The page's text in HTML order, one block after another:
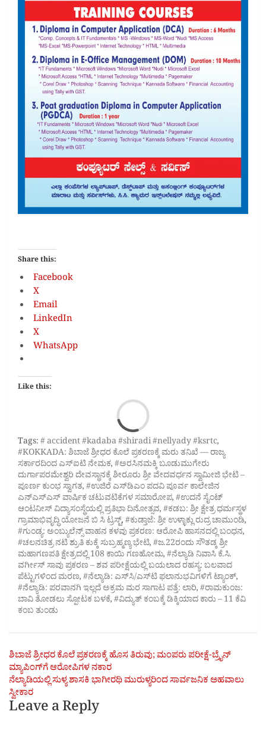
Share this:
Facebook
X
Email
LinkedIn
X
WhatsApp
Like this:
Tags:# accident #kadaba #shiradi #nellyady #ksrtc,
#KOKKADA: ಶಿಬಾಜೆ ಶ್ರೀಧರ ಕೊಲೆ ಪ್ರಕರಣಕ್ಕೆ ಮರು ತನಿಖೆ — ರಾಜ್ಯ
ಸರ್ಕಾರದಿಂದ ಎಸ್‌ಐಟಿ ನೇಮಕ,#ಅರಸಿನಮಕ್ಕಿ ಬೂಡುಮುಗೇರು
ದುರ್ಗಾಪರಮೇಶ್ವರಿ ದೇವಸ್ಥಾನಕ್ಕೆ ಶೀರೂರು ಶ್ರೀ ವೇದವರ್ಧನ ಸ್ವಾಮೀಜಿ ಭೇಟಿ –
ಪೂರ್ಣ ಕುಂಭ ಸ್ವಾಗತ,#ಉಜಿರೆ ಎಸ್‌ಡಿಎಂ ಪದವಿ ಪೂರ್ವ ಕಾಲೇಜಿನ
ಎನ್‌ಎಸ್‌ಎಸ್ ವಾರ್ಷಿಕ ಚಟುವಟಿಕೆಗಳ ಸಮಾರೋಪ,#ಉದನೆ ಸೈಂಟ್
ಆಂಟನೀಸ್‌ ವಿದ್ಯಾಸಂಸ್ಥೆಯಲ್ಲಿ ಪ್ರತಿಭಾ ದಿನೋತ್ಸವ,#ಕಡಬ: ಶ್ರೀ ಕ್ಷೇತ್ರ ಧರ್ಮಸ್ಥಳ
ಗ್ರಾಮಾಭಿವೃದ್ಧಿ ಯೋಜನೆ ಬಿ ಸಿ ಟ್ರಸ್ಟ್‌,#ಕುಡ್ತಾಜೆ: ಶ್ರೀ ಉಳ್ಳಾಕ್ಲು ರುದ್ರ ಚಾಮುಂಡಿ,
#ಗುಂಡ್ಯ: ಅಂಬ್ಯುಲೆನ್ಸ್ ವಾಹನ ಕಳವು ಪ್ರಕರಣ: ಆರೋಪಿ ಹಾಸನದಲ್ಲಿ ಬಂಧನ,
#ಚಲನಚಿತ್ರ ನಟಿ ಶ್ರುತಿ ಕುಕ್ಕೆ ಸುಬ್ರಹ್ಮಣ್ಯ ಭೇಟಿ,#ಜ.22ರಂದು ಸೌತಡ್ಕ ಶ್ರೀ
ಮಹಾಗಣಪತಿ ಕ್ಷೇತ್ರದಲ್ಲಿ 108 ಕಾಯಿ ಗಣಹೋಮ,#ನೆಲ್ಯಾಡಿ ನಿವಾಸಿ ಕೆ.ಸಿ.
ವರ್ಗೀಸ್ ಸಾವು ಪ್ರಕರಣ – ಶವ ಪರೀಕ್ಷೆಯಲ್ಲಿ ಬಯಲಾದ ರಹಸ್ಯ: ಬಲವಾದ
ಪೆಟ್ಟುಗಳಿಂದ ಮರಣ,#ನೆಲ್ಯಾಡಿ: ಎಸ್‌ಸಿ/ಎಸ್‌ಟಿ ಫಲಾನುಭವಿಗಳಿಗೆ ಟ್ಯಾಂಕ್,
#ನೆಲ್ಯಾಡಿ: ಪರವಾನಗಿ ಇಲ್ಲದೆ ಅಕ್ರಮ ಮರ ಸಾಗಾಟ ಪತ್ತೆ: ಲಾರಿ,#ರಾಮಕುಂಜ:
ಬಾವಿ ತೋಡಲು ಸ್ಪೋಟಕ ಬಳಕೆ,#ವಿದ್ಯುತ್ ಕಂಬಕ್ಕೆ ಡಿಕ್ಕಿಯಾದ ಕಾರು – 11 ಕೆವಿ
ಕಂಬ ತುಂಡು
Post
navigation
ಶಿಬಾಜೆ ಶ್ರೀಧರ ಕೊಲೆ ಪ್ರಕರಣಕ್ಕೆ ಹೊಸ ತಿರುವು; ಮಂಪರು ಪರೀಕ್ಷೆ-ಬ್ರೈನ್
ಮ್ಯಾಪಿಂಗ್‌ಗೆ ಆರೋಪಿಗಳ ನಕಾರ
ನೆಲ್ಯಾಡಿಯಲ್ಲಿ ಸುಳ್ಯ ಶಾಸಕಿ ಭಾಗೀರಥಿ ಮುರುಳ್ಯರಿಂದ ಸಾರ್ವಜನಿಕ ಅಹವಾಲು
ಸ್ವೀಕಾರ
Leave a Reply